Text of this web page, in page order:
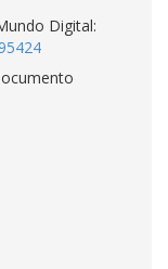
Digital: